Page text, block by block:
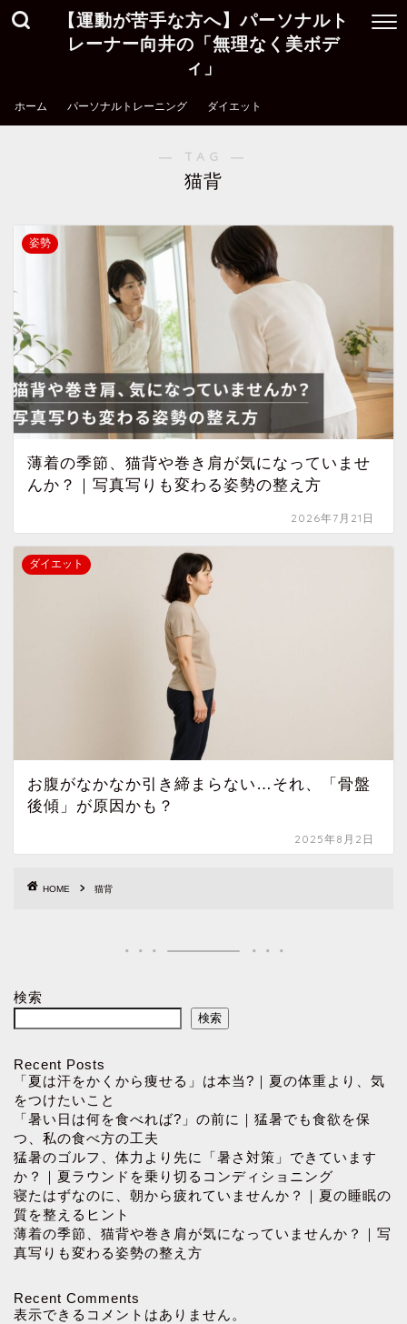
【運動が苦手な方へ】パーソナルト
レーナー向井の「無理なく美ボデ
ィ」
ホーム パーソナルトレーニング ダイエット
― TAG ―
猫背
姿勢
薄着の季節、猫背や巻き肩が気になっていませ
んか？｜写真写りも変わる姿勢の整え方
2026年7月21日
ダイエット
お腹がなかなか引き締まらない…それ、「骨盤
後傾」が原因かも？
2025年8月2日
HOME 猫背
検索
検索
Recent Posts
「夏は汗をかくから痩せる」は本当?｜夏の体重より、気
をつけたいこと
「暑い日は何を食べれば?」の前に｜猛暑でも食欲を保
つ、私の食べ方の工夫
猛暑のゴルフ、体力より先に「暑さ対策」できています
か？｜夏ラウンドを乗り切るコンディショニング
寝たはずなのに、朝から疲れていませんか？｜夏の睡眠の
質を整えるヒント
薄着の季節、猫背や巻き肩が気になっていませんか？｜写
真写りも変わる姿勢の整え方
Recent Comments
表示できるコメントはありません。